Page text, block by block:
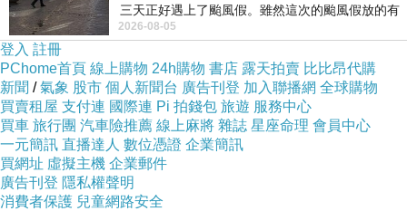
獲得較好的減重效果
這樣不只不會讓您的作息因為減重而大幅更動
減肥這件事就是長期作戰。如果沒有遵循醫囑，
會很快復胖回去，這種效應實在太可怕了。
因此，必須尋求專業中醫師的建議才是正確的方
式
不要聽信謠言跟偏方。
尤其許多網友的自身經驗，吃什麼有效，吃什麼
三天正好遇上了颱風假。雖然這次的颱風假放的有
點虛，因為風雨不大，但這也是最想要的
2026-08-05
登入 註冊
PChome首頁 線上購物 24h購物 書店 露天拍賣 比比昂代購
新聞 /氣象 股市 個人新聞台 廣告刊登 加入聯播網 全球購物
買賣租屋 支付連 國際連 Pi 拍錢包 旅遊 服務中心
買車 旅行團 汽車險推薦 線上麻將 雜誌 星座命理 會員中心
一元簡訊 直播達人 數位憑證 企業簡訊
買網址 虛擬主機 企業郵件
廣告刊登 隱私權聲明
消費者保護 兒童網路安全